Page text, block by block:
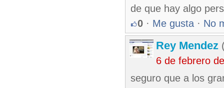
de que hay algo
0 · Me gusta · No
Rey Mendez
6 de febrero
seguro que a los